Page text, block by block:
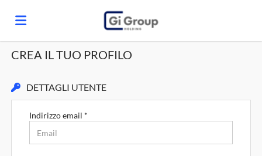
Home
Offerte
di
Carica
CREA IL TUO PROFILO
DETTAGLI UTENTE
Indirizzo email *